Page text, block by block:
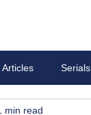
Articles Serials
min read